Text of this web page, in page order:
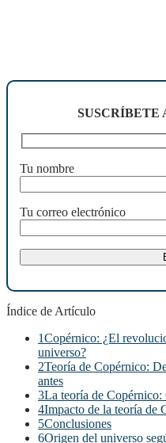
SUSCRÍBETE
Tu nombre
Tu correo electrónico
Índice de Artículo
1Copérnico: ¿El
universo?
2Teoría de Copérnico:
antes
3La teoría de
4Impacto de la teoría de
5Conclusiones
6Origen del universo